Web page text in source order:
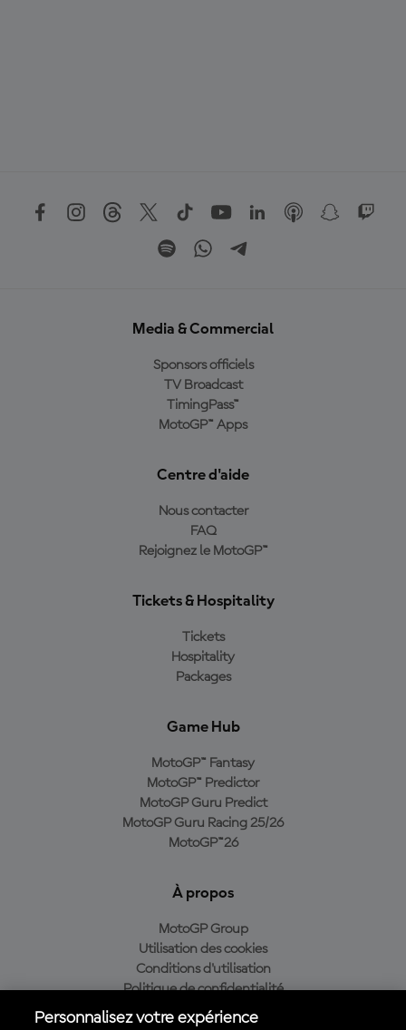
Media & Commercial
Sponsors officiels
TV Broadcast
TimingPass™
MotoGP™ Apps
Centre d'aide
Nous contacter
FAQ
Rejoignez le MotoGP™
Tickets & Hospitality
Tickets
Hospitality
Packages
Game Hub
MotoGP™ Fantasy
MotoGP™ Predictor
MotoGP Guru Predict
MotoGP Guru Racing 25/26
MotoGP™26
À propos
MotoGP Group
Utilisation des cookies
Conditions d'utilisation
Politique de confidentialité
Politique d’achat
Personnalisez votre expérience